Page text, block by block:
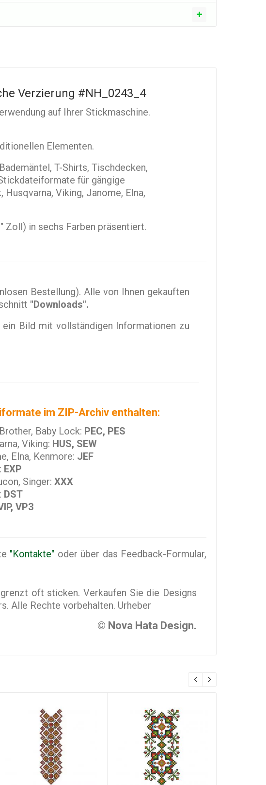
Verzierung #NH_0243_4
auf Ihrer Stickmaschine.
Elementen.
T-Shirts, Tischdecken,
für gängige
Viking, Janome, Elna,
Zoll) in sechs Farben präsentiert.
Bestellung). Alle von Ihnen gekauften
"Downloads".
ein Bild mit vollständigen Informationen zu
im ZIP-Archiv enthalten:
Baby Lock: PEC, PES
Viking: HUS, SEW
Elna, Kenmore: JEF
EXP
Singer: XXX
DST
VP3
"Kontakte" oder über das Feedback-Formular,
oft sticken. Verkaufen Sie die Designs
Alle Rechte vorbehalten. Urheber
© Nova Hata Design.